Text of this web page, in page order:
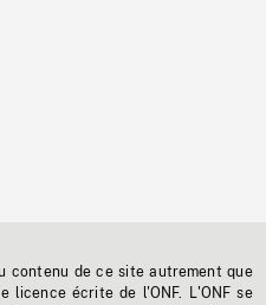
contenu de ce site autrement que
licence écrite de l'ONF. L'ONF se